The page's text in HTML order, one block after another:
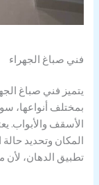
فني صباغ الجهراء
يتميز فني صباغ
بمختلف أنواعها،
الأسقف
المكان وتحديد
تطبيق الدهان، لأن